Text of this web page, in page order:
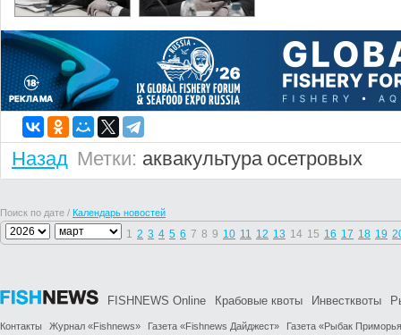
Назад Метки: аквакультура осетровых
Поиск по дате / Календарь новостей
1 2 3 4 5 6 7 8 9 10 11 12 13 14 15 16 17 18 19
FISHNEWS Online Крабовые квоты Инвестквоты
Контакты Журнал «Fishnews» Газета «Fishnews Дайджест»
Газета «Рыбак